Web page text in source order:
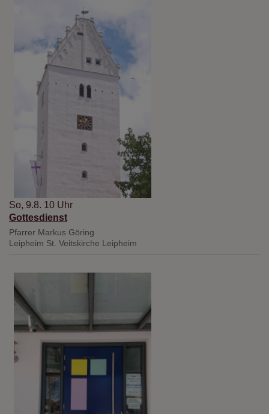
So, 9.8. 10 Uhr
Gottesdienst
Pfarrer Markus Göring
Leipheim St. Veitskirche Leipheim